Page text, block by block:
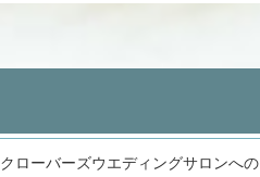
クローバーズウエディングサロンへの